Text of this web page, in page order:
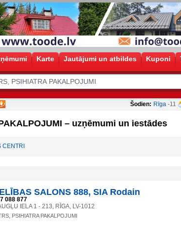
Karte Jautājumi un atbildes Kuponi
Šodien: Rīga -11
– uzņēmumi un iestādes
CENTRI
SALONS 888, SIA Rodain
088 877
IELA 1 - 213, RĪGA, LV-1012
PSIHIATRA PAKALPOJUMI